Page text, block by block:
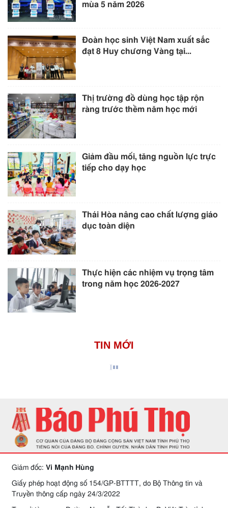
mùa 5 năm 2026
Đoàn học sinh Việt Nam xuất sắc
đạt 8 Huy chương Vàng tại...
Thị trường đồ dùng học tập rộn
ràng trước thềm năm học mới
Giảm đầu mối, tăng nguồn lực trực
tiếp cho dạy học
Thái Hòa nâng cao chất lượng giáo
dục toàn diện
Thực hiện các nhiệm vụ trọng tâm
trong năm học 2026-2027
TIN MỚI
Giám đốc: Vi Mạnh Hùng
Giấy phép hoạt động số 154/GP-BTTTT, do Bộ Thông tin và
Truyền thông cấp ngày 24/3/2022